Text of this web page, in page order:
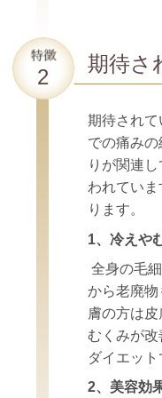
期待さ
期待されて
での痛み
りが関連
われてい
ります。
1、 冷えや
全身の毛
から老廃
膚の方は
むくみが
ダイエッ
2、美容効